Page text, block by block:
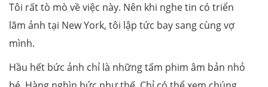
Tôi rất tò mò về việc này. Nên khi nghe tin có triển
lãm ảnh tại New York, tôi lập tức bay sang cùng vợ
mình.
Hầu hết bức ảnh chỉ là những tấm phim âm bản nhỏ